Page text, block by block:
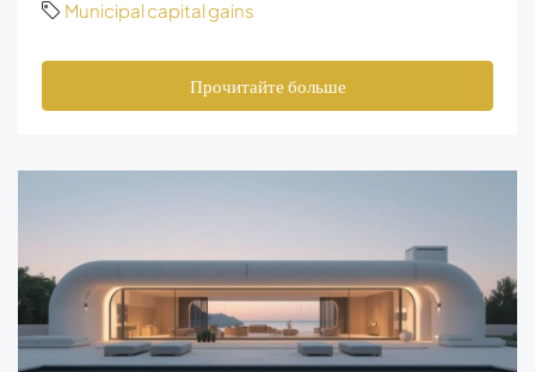
Municipal capital gains
Прочитайте больше